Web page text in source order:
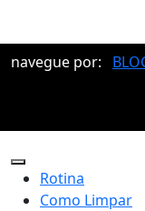
navegue por:
Rotina
Como Limpar